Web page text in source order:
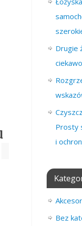
Drugie
Prosty
i
Bez